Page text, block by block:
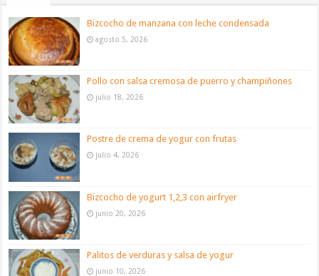
Bizcocho de manzana con leche condensada
agosto 5, 2026
Pollo con salsa cremosa de puerro y champiñones
julio 18, 2026
Postre de crema de yogur con frutas
julio 4, 2026
Bizcocho de yogurt 1,2,3 con airfryer
junio 20, 2026
Palitos de verduras y salsa de yogur
junio 10, 2026